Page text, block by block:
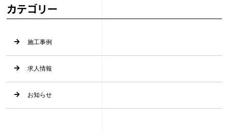
カテゴリー
施工事例
求人情報
お知らせ